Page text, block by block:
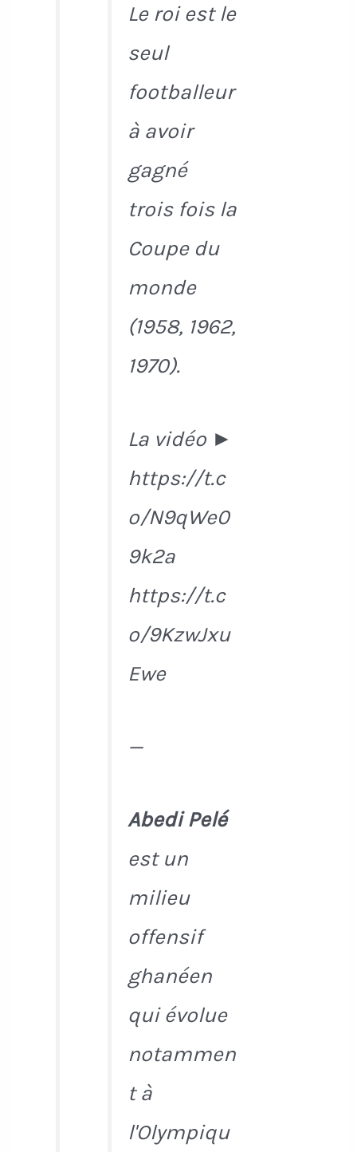
Le roi est le
seul
footballeur
à avoir
gagné
trois fois la
Coupe du
monde
(1958, 1962,
1970).
La vidéo ►
https://t.c
o/N9qWe0
9k2a
https://t.c
o/9KzwJxu
Ewe
—
Abedi Pelé
est un
milieu
offensif
ghanéen
qui évolue
notammen
t à
l'Olympiqu